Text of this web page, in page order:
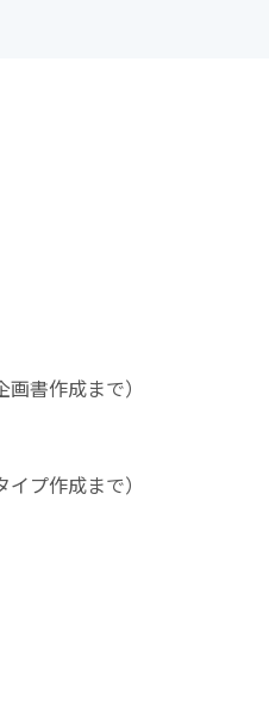
書作成まで）
プ作成まで）